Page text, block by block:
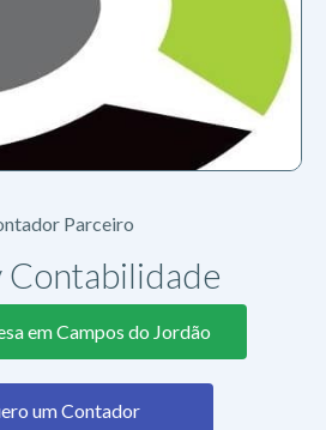
Parceiro
Contabilidade
em Campos do Jordão
um Contador